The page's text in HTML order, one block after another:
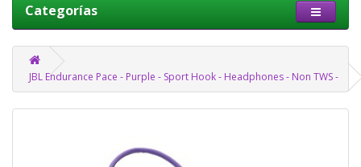
Categorías
JBL Endurance Pace - Purple - Sport Hook - Headphones - Non TWS -